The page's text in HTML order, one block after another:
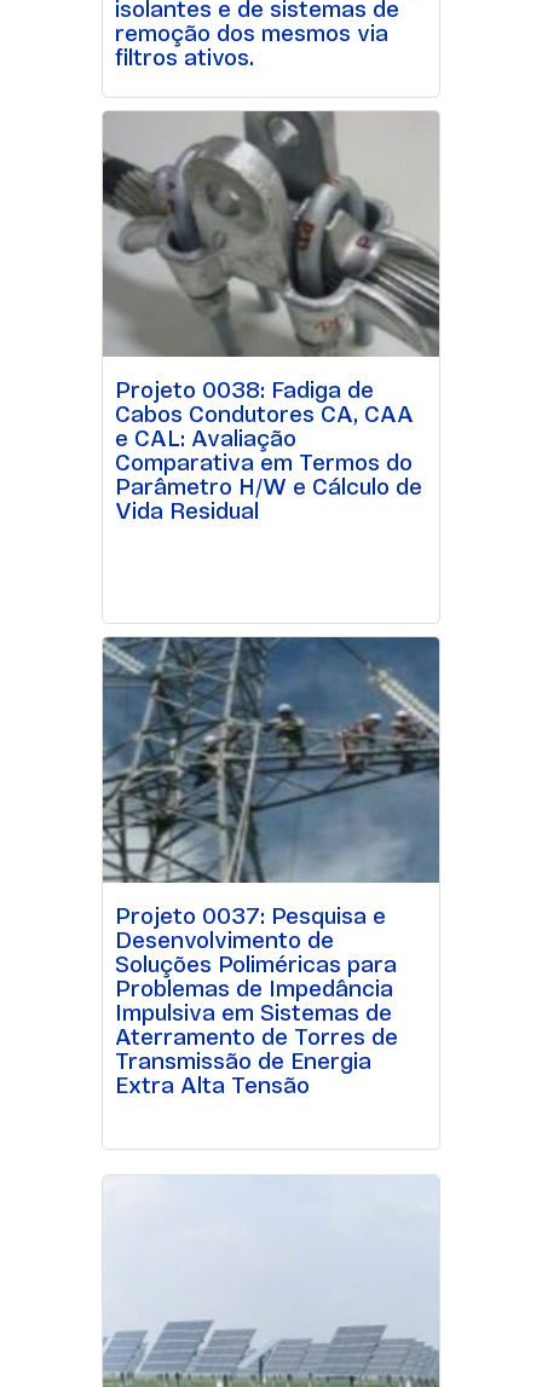
isolantes e de sistemas de
remoção dos mesmos via
filtros ativos.
Projeto 0038: Fadiga de
Cabos Condutores CA, CAA
e CAL: Avaliação
Comparativa em Termos do
Parâmetro H/W e Cálculo de
Vida Residual
Projeto 0037: Pesquisa e
Desenvolvimento de
Soluções Poliméricas para
Problemas de Impedância
Impulsiva em Sistemas de
Aterramento de Torres de
Transmissão de Energia
Extra Alta Tensão